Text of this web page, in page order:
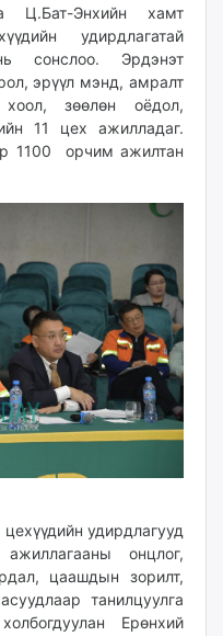
Ц.Бат-Энхийн хамт
удирдлагатай
сонслоо. Эрдэнэт
эрүүл мэнд, амралт
зөөлөн оёдол,
11 цех ажилладаг.
1100 орчим ажилтан
удирдлагууд
онцлог,
цаашдын зорилт,
танилцуулга
Ерөнхий